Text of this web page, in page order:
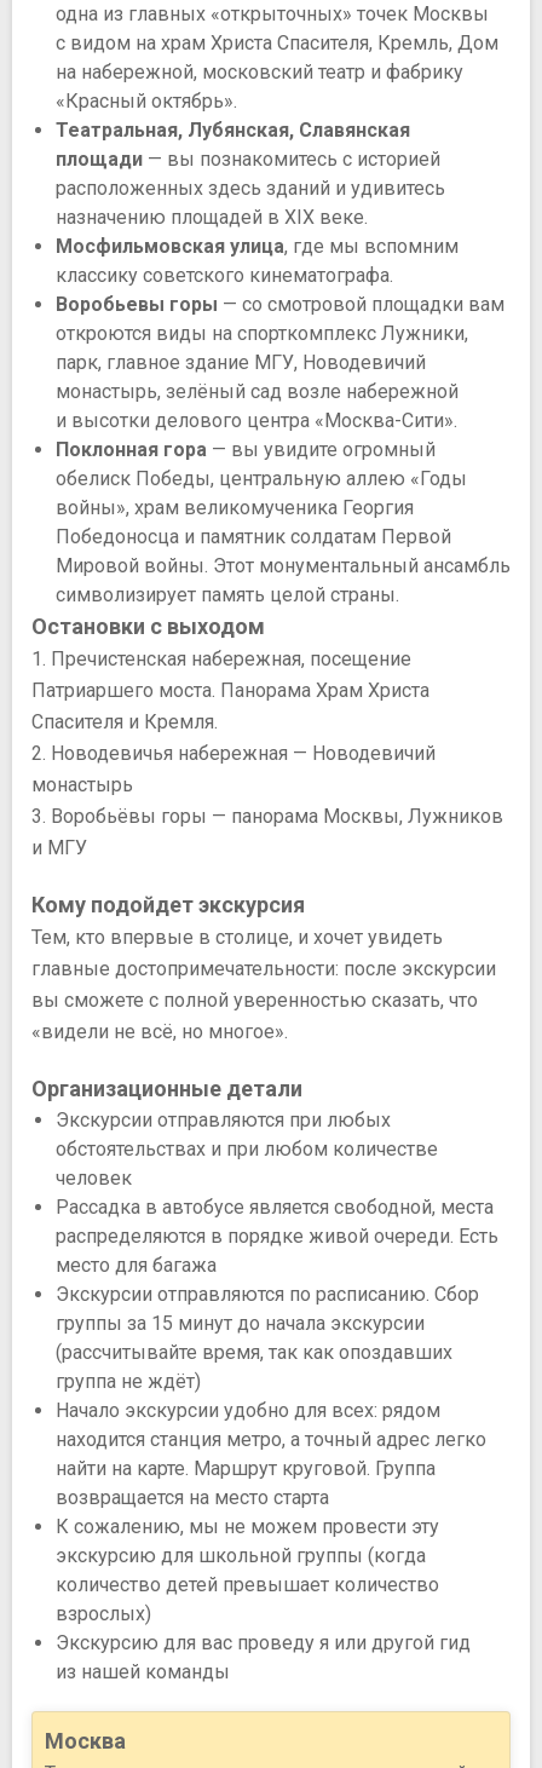
одна из главных «открыточных» точек Москвы
с видом на храм Христа Спасителя, Кремль, Дом
на набережной, московский театр и фабрику
«Красный октябрь».
Театральная, Лубянская, Славянская
площади — вы познакомитесь с историей
расположенных здесь зданий и удивитесь
назначению площадей в XIX веке.
Мосфильмовская улица, где мы вспомним
классику советского кинематографа.
Воробьевы горы — со смотровой площадки вам
откроются виды на спорткомплекс Лужники,
парк, главное здание МГУ, Новодевичий
монастырь, зелёный сад возле набережной
и высотки делового центра «Москва-Сити».
Поклонная гора — вы увидите огромный
обелиск Победы, центральную аллею «Годы
войны», храм великомученика Георгия
Победоносца и памятник солдатам Первой
Мировой войны. Этот монументальный ансамбль
символизирует память целой страны.
Остановки с выходом
1. Пречистенская набережная, посещение
Патриаршего моста. Панорама Храм Христа
Спасителя и Кремля.
2. Новодевичья набережная — Новодевичий
монастырь
3. Воробьёвы горы — панорама Москвы, Лужников
и МГУ
Кому подойдет экскурсия
Тем, кто впервые в столице, и хочет увидеть
главные достопримечательности: после экскурсии
вы сможете с полной уверенностью сказать, что
«видели не всё, но многое».
Организационные детали
Экскурсии отправляются при любых
обстоятельствах и при любом количестве
человек
Рассадка в автобусе является свободной, места
распределяются в порядке живой очереди. Есть
место для багажа
Экскурсии отправляются по расписанию. Сбор
группы за 15 минут до начала экскурсии
(рассчитывайте время, так как опоздавших
группа не ждёт)
Начало экскурсии удобно для всех: рядом
находится станция метро, а точный адрес легко
найти на карте. Маршрут круговой. Группа
возвращается на место старта
К сожалению, мы не можем провести эту
экскурсию для школьной группы (когда
количество детей превышает количество
взрослых)
Экскурсию для вас проведу я или другой гид
из нашей команды
Москва